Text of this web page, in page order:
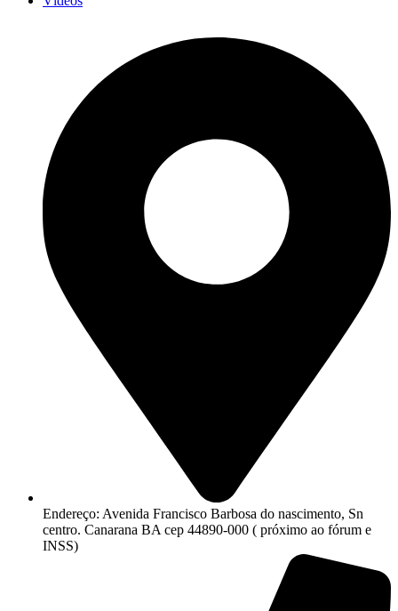
Endereço: Avenida Francisco Barbosa do nascimento, Sn
centro. Canarana BA cep 44890-000 ( próximo ao fórum e
INSS)